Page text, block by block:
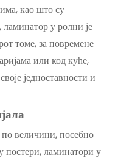
као што су
у ролни је
томе, за повремене
или код куће,
једноставности и
величини, посебно
постери, ламинатори у